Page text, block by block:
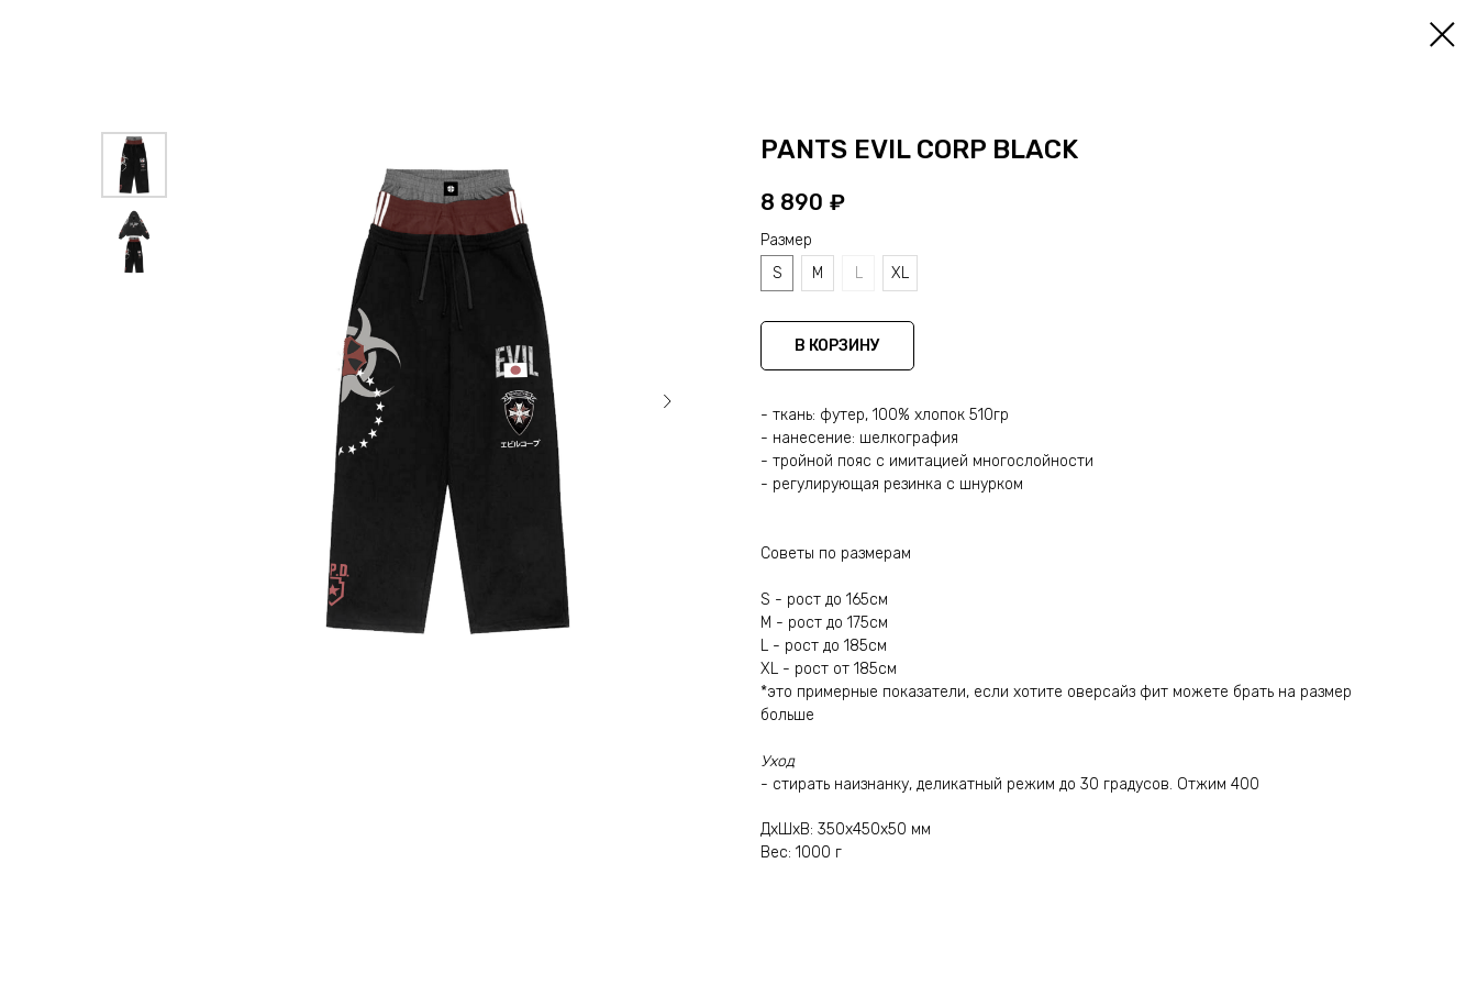
PANTS EVIL CORP BLACK
8 890 ₽
Размер
S
M L XL
В КОРЗИНУ
- ткань: футер, 100% хлопок 510гр
- нанесение: шелкография
- тройной пояс с имитацией многослойности
- регулирующая резинка с шнурком
Советы по размерам
S - рост до 165см
M - рост до 175см
L - рост до 185см
XL - рост от 185см
*это примерные показатели, если хотите оверсайз фит можете брать на размер
больше
Уход
- стирать наизнанку, деликатный режим до 30 градусов. Отжим 400
ДxШxВ: 350x450x50 мм
Вес: 1000 г